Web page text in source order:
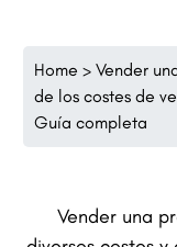
Home >Vender
de los costes de
Guía completa
Vender una